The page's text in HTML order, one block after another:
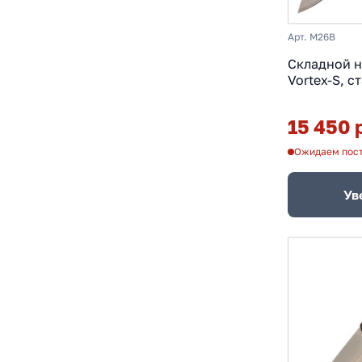
Арт. M26B
Складной
Vortex-S,
15 450
Ожидаем